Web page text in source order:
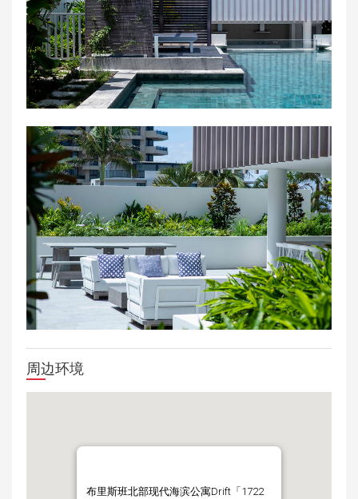
周边环境
布里斯班北部现代海滨公寓Drift「1722